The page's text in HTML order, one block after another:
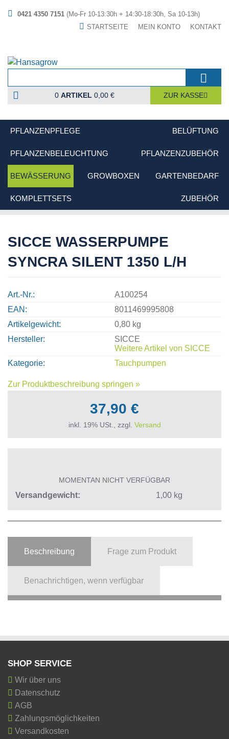
0421 4350 7151 (Mo-Fr 10-13:30h + 14:30-18:30h, Sa 10-13h)
STARTSEITE
MEIN KONTO KONTAKT
0 ARTIKEL 0,00 € ZUR KASSE
PFLANZENPFLEGE BELÜFTUNG
PFLANZENBELEUCHTUNG PFLANZENZUBEHÖR
BEWÄSSERUNG GROWBOXEN GARTENBEDARF
KOMPLETTSETS ZUBEHÖR
SICCE WASSERPUMPE
SYNCRA SILENT 1350 L/H
Art.-Nr.
A100254
EAN
8011469995808
Artikelgewicht
0,80 kg
Hersteller
SICCE
Weitere Artikel von SICCE
Kategorie
Tauchpumpen
Zur Produktbeschreibung springen »
37,90 €
inkl. 19% USt., zzgl. Versand
MOMENTAN NICHT VERFÜGBAR
Versandgewicht 1,00 kg
Beschreibung Frage zum Produkt
Benachrichtigen, wenn verfügbar
SHOP SERVICE
Wir über uns
Datenschutz
AGB
Zahlungsmöglichkeiten
Versandkosten